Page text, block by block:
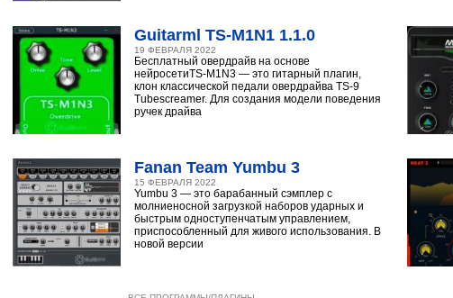
Guitarml TS-M1N1 1.1.0
19 ФЕВРАЛЯ 2022
Бесплатный овердрайв на основе
нейросетиTS-M1N3 — это гитарный плагин,
клон классической педали овердрайва TS-9
Tubescreamer. Для создания модели поведения
ручек драйва
Fanan Team Yumbu 3
15 ФЕВРАЛЯ 2022
Yumbu 3 — это барабанный сэмплер с
молниеносной загрузкой наборов ударных и
быстрым одноступенчатым управлением,
приспособленный для живого использования. В
новой версии